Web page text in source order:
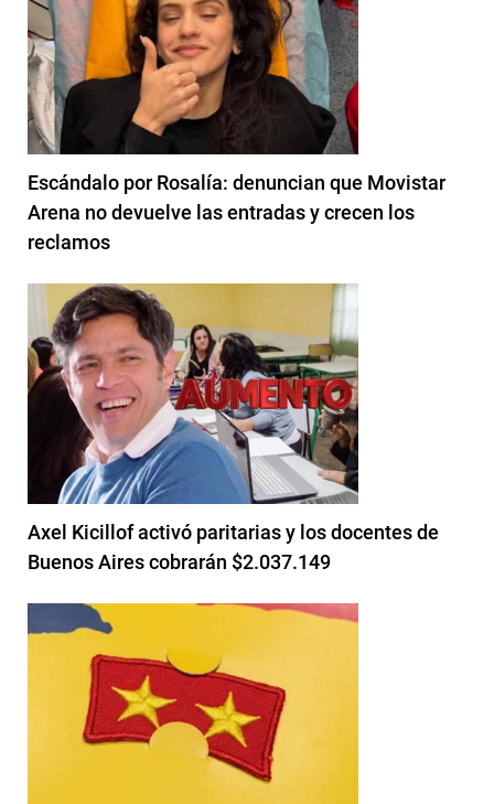
Escándalo por Rosalía: denuncian que Movistar
Arena no devuelve las entradas y crecen los
reclamos
Axel Kicillof activó paritarias y los docentes de
Buenos Aires cobrarán $2.037.149